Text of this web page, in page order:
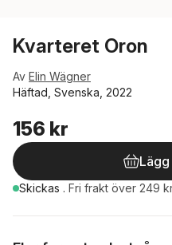
Kvarteret Oron
Av Elin Wägner
Häftad, Svenska, 2022
156 kr
Skickas . Fri frakt över 249